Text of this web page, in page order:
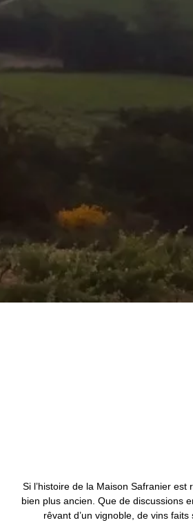
Si l’histoire de la Maison Safranier est
bien plus ancien. Que de discussions
rêvant d’un vignoble, de vins faits